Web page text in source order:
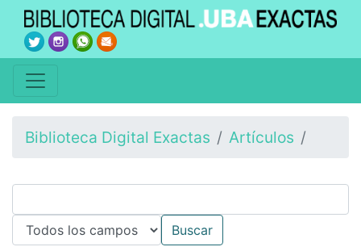
Biblioteca Digital Exactas Artículos